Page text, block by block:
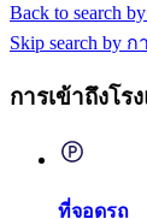
Back to search
Skip search by
การเข้าถึงโร
ที่จอดรถ